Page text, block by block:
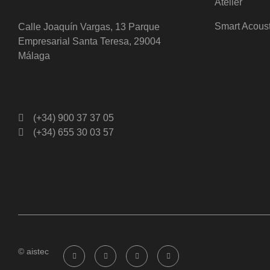
Calle Joaquín Vargas, 13 Parque
Empresarial Santa Teresa, 29004
Málaga
(+34) 900 37 37 05
(+34) 655 30 03 57
Smart
© aistec